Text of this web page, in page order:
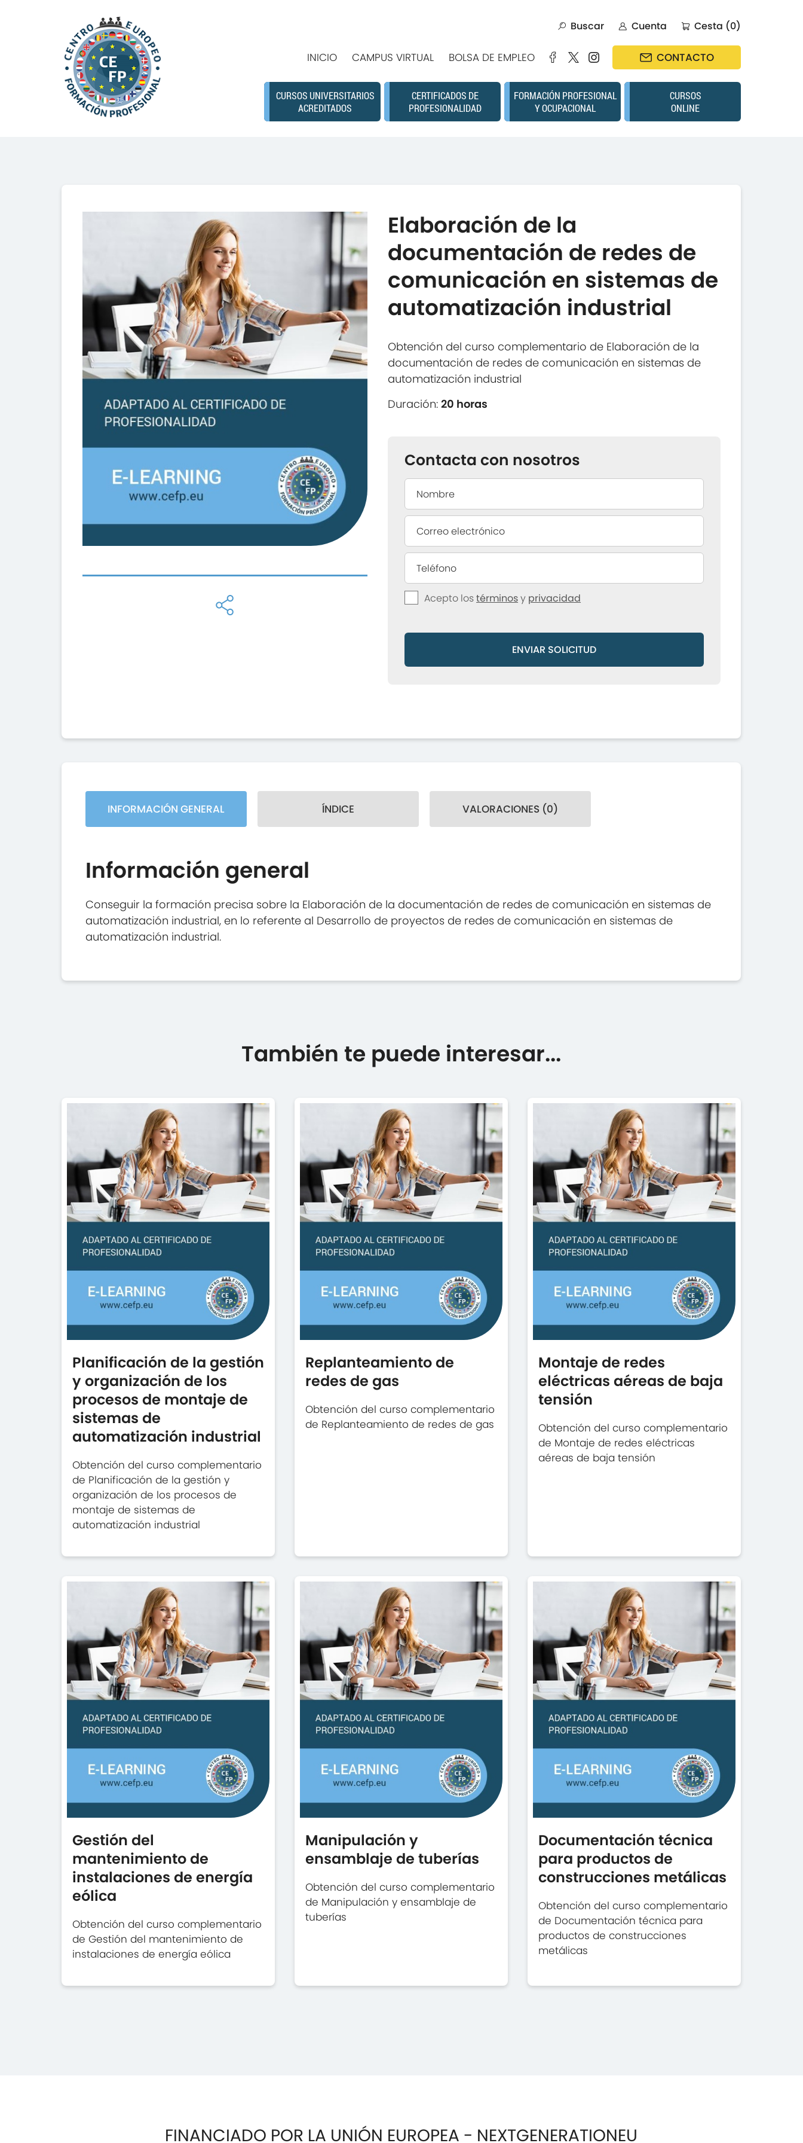
Buscar Cuenta Cesta (0)
INICIO CAMPUS VIRTUAL BOLSA DE EMPLEO CONTACTO
CURSOS UNIVERSITARIOS
ACREDITADOS
CERTIFICADOS DE
PROFESIONALIDAD
FORMACIÓN PROFESIONAL
Y OCUPACIONAL
CURSOS
ONLINE
Elaboración de la
documentación de redes de
comunicación en sistemas de
automatización industrial
Obtención del curso complementario de Elaboración de la
documentación de redes de comunicación en sistemas de
automatización industrial
Duración:20 horas
Contacta con nosotros
Acepto lostérminosy privacidad
ENVIAR SOLICITUD
INFORMACIÓN GENERAL ÍNDICE VALORACIONES (0)
Información general
Conseguir la formación precisa sobre la Elaboración de la documentación de redes de comunicación en sistemas de
automatización industrial, en lo referente al Desarrollo de proyectos de redes de comunicación en sistemas de
automatización industrial.
También te puede interesar...
Planificación de la gestión
y organización de los
procesos de montaje de
sistemas de
automatización industrial
Obtención del curso complementario
de Planificación de la gestión y
organización de los procesos de
montaje de sistemas de
automatización industrial
Replanteamiento de
redes de gas
Obtención del curso complementario
de Replanteamiento de redes de gas
Montaje de redes
eléctricas aéreas de baja
tensión
Obtención del curso complementario
de Montaje de redes eléctricas
aéreas de baja tensión
Gestión del
mantenimiento de
instalaciones de energía
eólica
Obtención del curso complementario
de Gestión del mantenimiento de
instalaciones de energía eólica
Manipulación y
ensamblaje de tuberías
Obtención del curso complementario
de Manipulación y ensamblaje de
tuberías
Documentación técnica
para productos de
construcciones metálicas
Obtención del curso complementario
de Documentación técnica para
productos de construcciones
metálicas
FINANCIADO POR LA UNIÓN EUROPEA - NEXTGENERATIONEU